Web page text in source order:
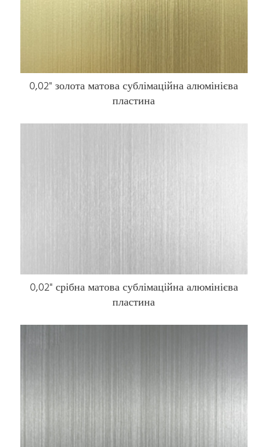
0,02" золота матова сублімаційна алюмінієва
пластина
0,02" срібна матова сублімаційна алюмінієва
пластина